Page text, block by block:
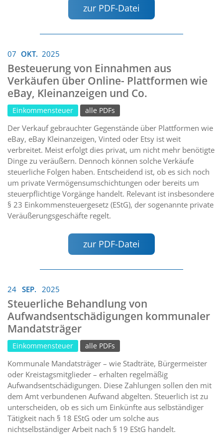
zur PDF-Datei
07 OKT. 2025
Besteuerung von Einnahmen aus
Verkäufen über Online- Plattformen wie
eBay, Kleinanzeigen und Co.
Einkommensteuer alle PDFs
Der Verkauf gebrauchter Gegenstände über Plattformen wie
eBay, eBay Kleinanzeigen, Vinted oder Etsy ist weit
verbreitet. Meist erfolgt dies privat, um nicht mehr benötigte
Dinge zu veräußern. Dennoch können solche Verkäufe
steuerliche Folgen haben. Entscheidend ist, ob es sich noch
um private Vermögensumschichtungen oder bereits um
steuerpflichtige Vorgänge handelt. Relevant ist insbesondere
§ 23 Einkommensteuergesetz (EStG), der sogenannte private
Veräußerungsgeschäfte regelt.
zur PDF-Datei
24 SEP. 2025
Steuerliche Behandlung von
Aufwandsentschädigungen kommunaler
Mandatsträger
Einkommensteuer alle PDFs
Kommunale Mandatsträger – wie Stadträte, Bürgermeister
oder Kreistagsmitglieder – erhalten regelmäßig
Aufwandsentschädigungen. Diese Zahlungen sollen den mit
dem Amt verbundenen Aufwand abgelten. Steuerlich ist zu
unterscheiden, ob es sich um Einkünfte aus selbständiger
Tätigkeit nach § 18 EStG oder um solche aus
nichtselbständiger Arbeit nach § 19 EStG handelt.